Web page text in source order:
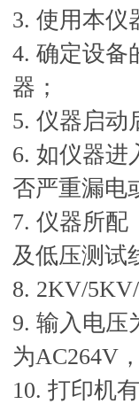
3. 使用本仪
4. 确定设备
器；
5. 仪器启动
6. 如仪器进
否严重漏电
7. 仪器所配
及低压测试
8. 2KV/
9. 输入电压
为AC264V
10. 打印机